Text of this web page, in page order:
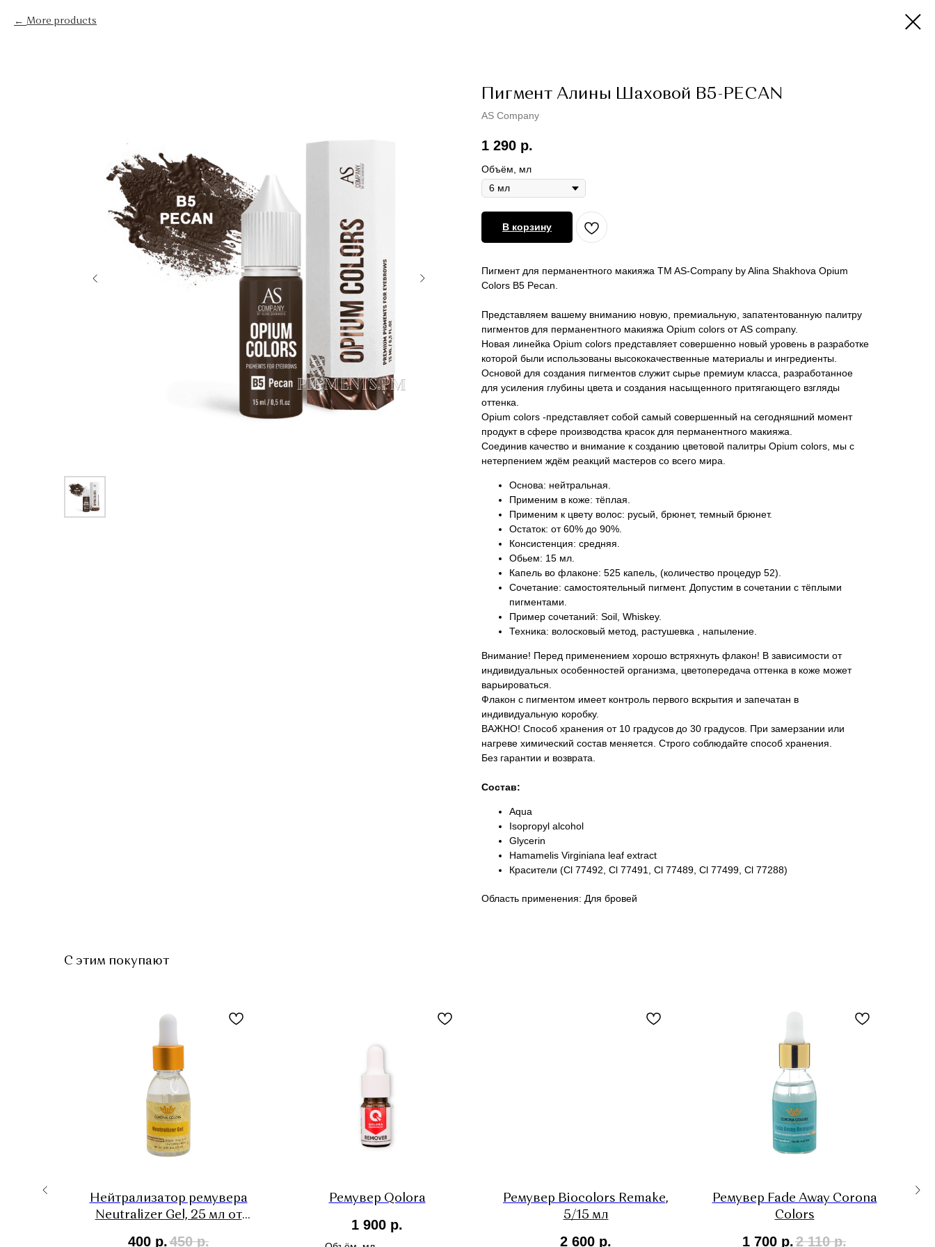
More products
Пигмент Алины Шаховой B5-PECAN
AS Company
1 290 р.
Объём, мл
В корзину
Пигмент для перманентного макияжа TM AS-Company by Alina Shakhova Opium
Colors B5 Pecan.
Представляем вашему вниманию новую, премиальную, запатентованную палитру
пигментов для перманентного макияжа Opium colors от AS company.
Новая линейка Opium colors представляет совершенно новый уровень в разработке
которой были использованы высококачественные материалы и ингредиенты.
Основой для создания пигментов служит сырье премиум класса, разработанное
для усиления глубины цвета и создания насыщенного притягающего взгляды
оттенка.
Opium colors -представляет собой самый совершенный на сегодняшний момент
продукт в сфере производства красок для перманентного макияжа.
Соединив качество и внимание к созданию цветовой палитры Opium colors, мы с
нетерпением ждём реакций мастеров со всего мира.
Основа: нейтральная.
Применим в коже: тёплая.
Применим к цвету волос: русый, брюнет, темный брюнет.
Остаток: от 60% до 90%.
Консистенция: средняя.
Обьем: 15 мл.
Капель во флаконе: 525 капель, (количество процедур 52).
Сочетание: самостоятельный пигмент. Допустим в сочетании с тёплыми
пигментами.
Пример сочетаний: Soil, Whiskey.
Техника: волосковый метод, растушевка , напыление.
Внимание! Перед применением хорошо встряхнуть флакон! В зависимости от
индивидуальных особенностей организма, цветопередача оттенка в коже может
варьироваться.
Флакон с пигментом имеет контроль первого вскрытия и запечатан в
индивидуальную коробку.
ВАЖНО! Способ хранения от 10 градусов до 30 градусов. При замерзании или
нагреве химический состав меняется. Строго соблюдайте способ хранения.
Без гарантии и возврата.
Состав:
Aqua
Isopropyl alcohol
Glycerin
Hamamelis Virginiana leaf extract
Красители (Cl 77492, Cl 77491, Cl 77489, Cl 77499, Cl 77288)
Область применения: Для бровей
С этим покупают
Нейтрализатор ремувера
Neutralizer Gel, 25 мл от
400 р.450 р.
Ремувер Qolora
1 900 р.
Ремувер Biocolors Remake,
5/15 мл
2 600 р.
Ремувер Fade Away Corona
Colors
1 700 р.2 110 р.